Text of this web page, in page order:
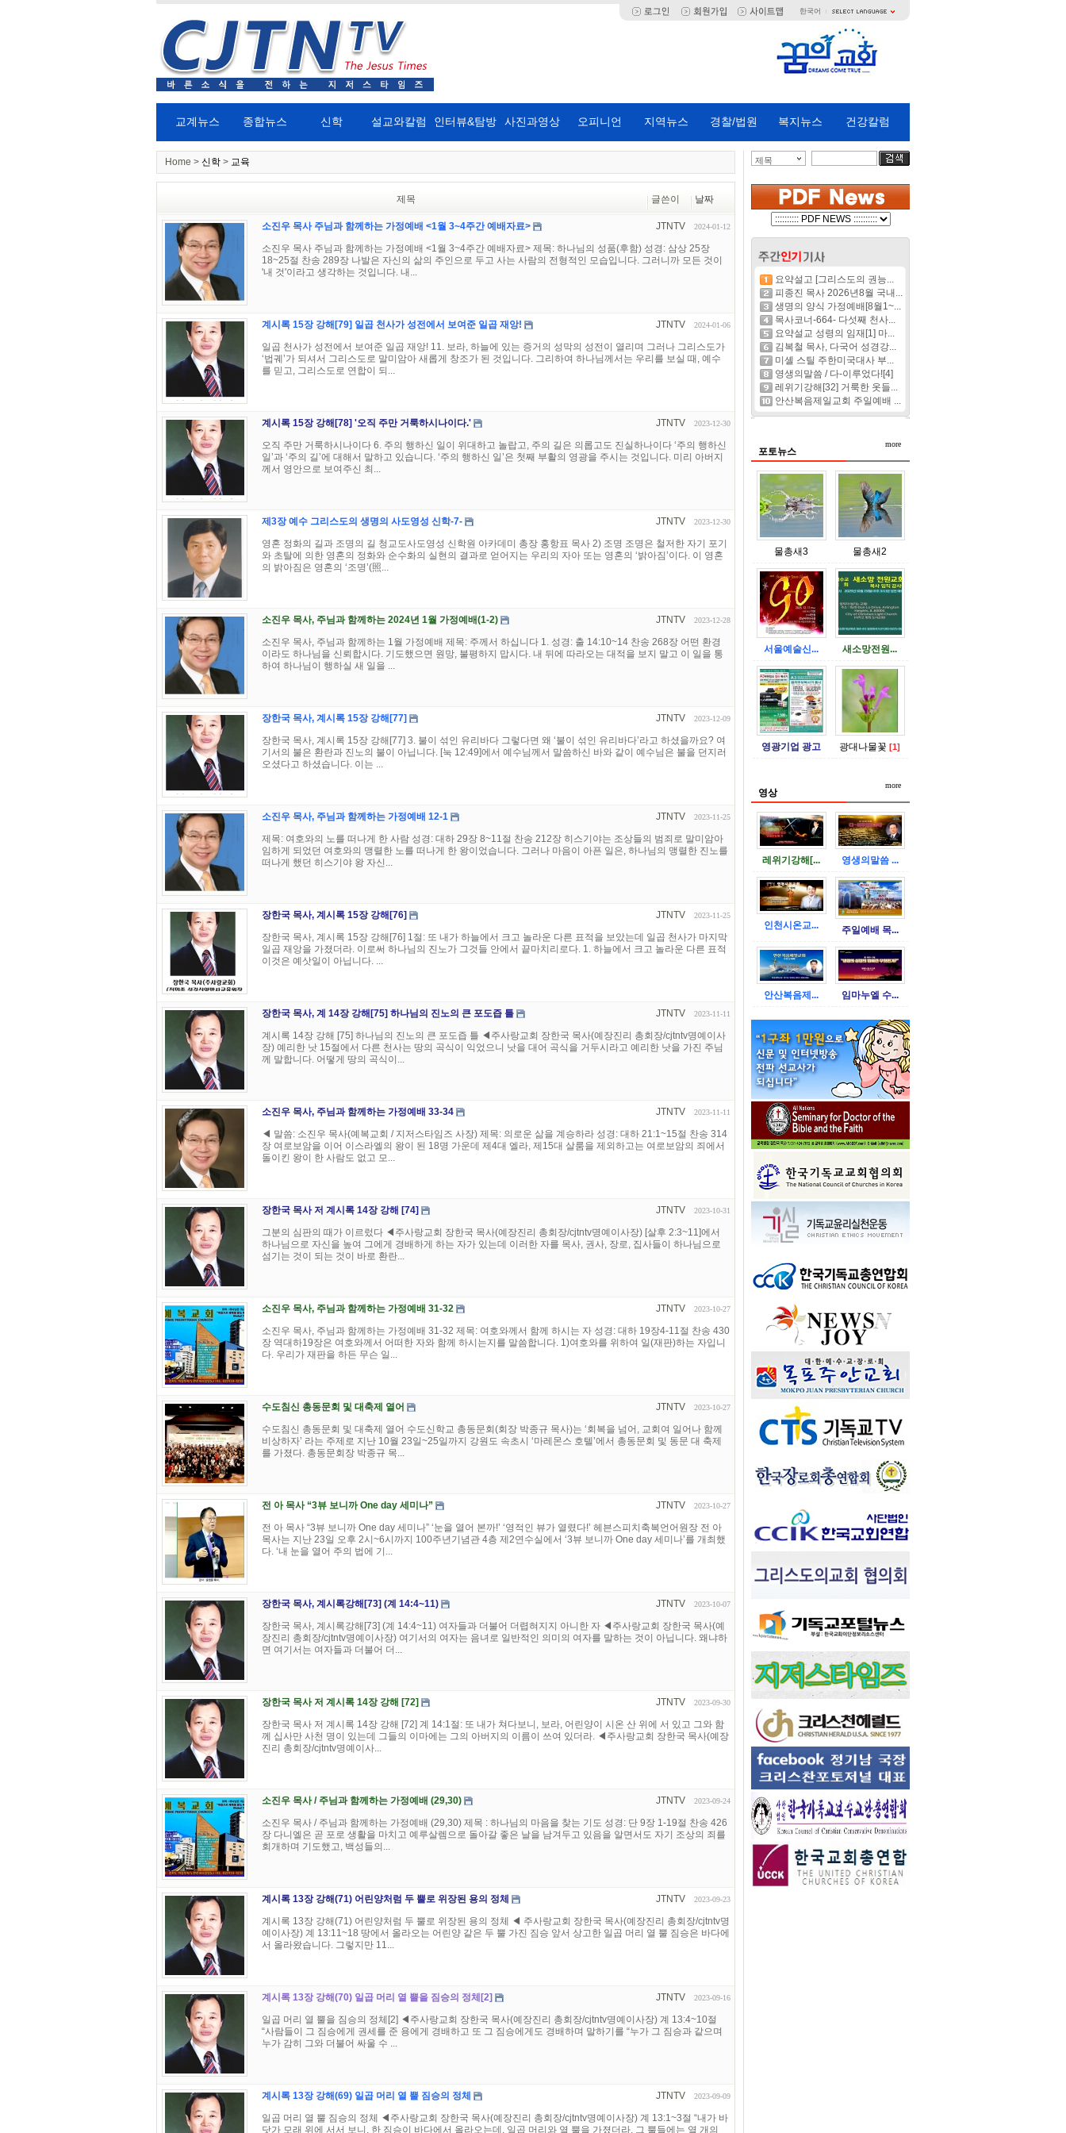
한국어
교계뉴스 종합뉴스 신학 설교와칼럼 인터뷰&탐방 사진과영상 오피니언 지역뉴스 경찰/법원 복지뉴스 건강칼럼
Home > 신학 > 교육
제목 글쓴이 날짜
소진우 목사 주님과 함께하는 가정예배 <1월 3~4주간 예배자료> JTNTV 2024-01-12
소진우 목사 주님과 함께하는 가정예배 <1월 3~4주간 예배자료> 제목: 하나님의 성품(후함) 성경: 삼상 25장
18~25절 찬송 289장 나발은 자신의 삶의 주인으로 두고 사는 사람의 전형적인 모습입니다. 그러니까 모든 것이
'내 것'이라고 생각하는 것입니다. 내...
계시록 15장 강해[79] 일곱 천사가 성전에서 보여준 일곱 재앙! JTNTV 2024-01-06
일곱 천사가 성전에서 보여준 일곱 재앙! 11. 보라, 하늘에 있는 증거의 성막의 성전이 열리며 그러나 그리스도가
‘법궤’가 되셔서 그리스도로 말미암아 새롭게 창조가 된 것입니다. 그리하여 하나님께서는 우리를 보실 때, 예수
를 믿고, 그리스도로 연합이 되...
계시록 15장 강해[78] '오직 주만 거룩하시나이다.' JTNTV 2023-12-30
오직 주만 거룩하시나이다 6. 주의 행하신 일이 위대하고 놀랍고, 주의 길은 의롭고도 진실하나이다 ‘주의 행하신
일’과 ‘주의 길’에 대해서 말하고 있습니다. ‘주의 행하신 일’은 첫째 부활의 영광을 주시는 것입니다. 미리 아버지
께서 영안으로 보여주신 최...
제3장 예수 그리스도의 생명의 사도영성 신학-7- JTNTV 2023-12-30
영혼 정화의 길과 조명의 길 청교도사도영성 신학원 아카데미 총장 홍항표 목사 2) 조명 조명은 철저한 자기 포기
와 초탈에 의한 영혼의 정화와 순수화의 실현의 결과로 얻어지는 우리의 자아 또는 영혼의 ‘밝아짐’이다. 이 영혼
의 밝아짐은 영혼의 ‘조명’(照...
소진우 목사, 주님과 함께하는 2024년 1월 가정예배(1-2) JTNTV 2023-12-28
소진우 목사, 주님과 함께하는 1월 가정예배 제목: 주께서 하십니다 1. 성경: 출 14:10~14 찬송 268장 어떤 환경
이라도 하나님을 신뢰합시다. 기도했으면 원망, 불평하지 맙시다. 내 뒤에 따라오는 대적을 보지 말고 이 일을 통
하여 하나님이 행하실 새 일을 ...
장한국 목사, 계시록 15장 강해[77] JTNTV 2023-12-09
장한국 목사, 계시록 15장 강해[77] 3. 불이 섞인 유리바다 그렇다면 왜 ‘불이 섞인 유리바다’라고 하셨을까요? 여
기서의 불은 환란과 진노의 불이 아닙니다. [눅 12:49]에서 예수님께서 말씀하신 바와 같이 예수님은 불을 던지러
오셨다고 하셨습니다. 이는 ...
소진우 목사, 주님과 함께하는 가정예배 12-1 JTNTV 2023-11-25
제목: 여호와의 노를 떠나게 한 사람 성경: 대하 29장 8~11절 찬송 212장 히스기야는 조상들의 범죄로 말미암아
임하게 되었던 여호와의 맹렬한 노를 떠나게 한 왕이었습니다. 그러나 마음이 아픈 일은, 하나님의 맹렬한 진노를
떠나게 했던 히스기야 왕 자신...
장한국 목사, 계시록 15장 강해[76] JTNTV 2023-11-25
장한국 목사, 계시록 15장 강해[76] 1절: 또 내가 하늘에서 크고 놀라운 다른 표적을 보았는데 일곱 천사가 마지막
일곱 재앙을 가졌더라. 이로써 하나님의 진노가 그것들 안에서 끝마치리로다. 1. 하늘에서 크고 놀라운 다른 표적
이것은 예삿일이 아닙니다. ...
장한국 목사, 계 14장 강해[75] 하나님의 진노의 큰 포도즙 틀 JTNTV 2023-11-11
계시록 14장 강해 [75] 하나님의 진노의 큰 포도즙 틀 ◀주사랑교회 장한국 목사(예장진리 총회장/cjtntv명예이사
장) 예리한 낫 15절에서 다른 천사는 땅의 곡식이 익었으니 낫을 대어 곡식을 거두시라고 예리한 낫을 가진 주님
께 말합니다. 어떻게 땅의 곡식이...
소진우 목사, 주님과 함께하는 가정예배 33-34 JTNTV 2023-11-11
◀ 말씀: 소진우 목사(예복교회 / 지저스타임즈 사장) 제목: 의로운 삶을 계승하라 성경: 대하 21:1~15절 찬송 314
장 여로보암을 이어 이스라엘의 왕이 된 18명 가운데 제4대 엘라, 제15대 살룸을 제외하고는 여로보암의 죄에서
돌이킨 왕이 한 사람도 없고 모...
장한국 목사 저 계시록 14장 강해 [74] JTNTV 2023-10-31
그분의 심판의 때가 이르렀다 ◀주사랑교회 장한국 목사(예장진리 총회장/cjtntv명예이사장) [살후 2:3~11]에서
하나님으로 자신을 높여 그에게 경배하게 하는 자가 있는데 이러한 자를 목사, 권사, 장로, 집사들이 하나님으로
섬기는 것이 되는 것이 바로 환란...
소진우 목사, 주님과 함께하는 가정예배 31-32 JTNTV 2023-10-27
소진우 목사, 주님과 함께하는 가정예배 31-32 제목: 여호와께서 함께 하시는 자 성경: 대하 19장4-11절 찬송 430
장 역대하19장은 여호와께서 어떠한 자와 함께 하시는지를 말씀합니다. 1)여호와를 위하여 일(재판)하는 자입니
다. 우리가 재판을 하든 무슨 일...
수도침신 총동문회 및 대축제 열어 JTNTV 2023-10-27
수도침신 총동문회 및 대축제 열어 수도신학교 총동문회(회장 박종규 목사)는 ‘회복을 넘어, 교회여 일어나 함께
비상하자’ 라는 주제로 지난 10월 23일~25일까지 강원도 속초시 ‘마레몬스 호텔’에서 총동문회 및 동문 대 축제
를 가졌다. 총동문회장 박종규 목...
전 아 목사 “3뷰 보니까 One day 세미나” JTNTV 2023-10-27
전 아 목사 “3뷰 보니까 One day 세미나” ‘눈을 열어 본까!’ ‘영적인 뷰가 열렸다!’ 헤븐스피치축복언어원장 전 아
목사는 지난 23일 오후 2시~6시까지 100주년기념관 4층 제2연수실에서 ‘3뷰 보니까 One day 세미나’를 개최했
다. ‘내 눈을 열어 주의 법에 기...
장한국 목사, 계시록강해[73] (계 14:4~11) JTNTV 2023-10-07
장한국 목사, 계시록강해[73] (계 14:4~11) 여자들과 더불어 더렵혀지지 아니한 자 ◀주사랑교회 장한국 목사(예
장진리 총회장/cjtntv명예이사장) 여기서의 여자는 음녀로 일반적인 의미의 여자를 말하는 것이 아닙니다. 왜냐하
면 여기서는 여자들과 더불어 더...
장한국 목사 저 계시록 14장 강해 [72] JTNTV 2023-09-30
장한국 목사 저 계시록 14장 강해 [72] 계 14:1절: 또 내가 쳐다보니, 보라, 어린양이 시온 산 위에 서 있고 그와 함
께 십사만 사천 명이 있는데 그들의 이마에는 그의 아버지의 이름이 쓰여 있더라. ◀주사랑교회 장한국 목사(예장
진리 총회장/cjtntv명예이사...
소진우 목사 / 주님과 함께하는 가정예배 (29,30) JTNTV 2023-09-24
소진우 목사 / 주님과 함께하는 가정예배 (29,30) 제목 : 하나님의 마음을 찾는 기도 성경: 단 9장 1-19절 찬송 426
장 다니엘은 곧 포로 생활을 마치고 예루살렘으로 돌아갈 좋은 날을 남겨두고 있음을 알면서도 자기 조상의 죄를
회개하며 기도했고, 백성들의...
계시록 13장 강해(71) 어린양처럼 두 뿔로 위장된 용의 정체 JTNTV 2023-09-23
계시록 13장 강해(71) 어린양처럼 두 뿔로 위장된 용의 정체 ◀ 주사랑교회 장한국 목사(예장진리 총회장/cjtntv명
예이사장) 계 13:11~18 땅에서 올라오는 어린양 같은 두 뿔 가진 짐승 앞서 상고한 일곱 머리 열 뿔 짐승은 바다에
서 올라왔습니다. 그렇지만 11...
계시록 13장 강해(70) 일곱 머리 열 뿔을 짐승의 정체[2] JTNTV 2023-09-16
일곱 머리 열 뿔을 짐승의 정체[2] ◀주사랑교회 장한국 목사(예장진리 총회장/cjtntv명예이사장) 계 13:4~10절
“사람들이 그 짐승에게 권세를 준 용에게 경배하고 또 그 짐승에게도 경배하며 말하기를 “누가 그 짐승과 같으며
누가 감히 그와 더불어 싸울 수 ...
계시록 13장 강해(69) 일곱 머리 열 뿔 짐승의 정체 JTNTV 2023-09-09
일곱 머리 열 뿔 짐승의 정체 ◀주사랑교회 장한국 목사(예장진리 총회장/cjtntv명예이사장) 계 13:1~3절 “내가 바
닷가 모래 위에 서서 보니, 한 짐승이 바다에서 올라오는데, 일곱 머리와 열 뿔을 가졌더라. 그 뿔들에는 열 개의
제목
요약설고 [그리스도의 권능...
피종진 목사 2026년8월 국내...
생명의 양식 가정예배[8월1~...
목사코너-664- 다섯째 천사...
요약설교 성령의 임재[1] 마...
김복철 목사, 다국어 성경강...
미셸 스틸 주한미국대사 부...
영생의말씀 / 다-이루었다![4]
레위기강해[32] 거룩한 옷들...
안산복음제일교회 주일예배 ...
포토뉴스
물총새3 물총새2
서울예술신... 새소망전원...
영광기업 광고 광대나물꽃 [1]
more
영상
레위기강해[... 영생의말씀 ...
인천시온교... 주일예배 목...
안산복음제... 임마누엘 수...
more